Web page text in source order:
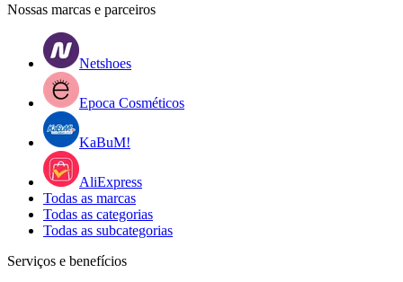
Nossas marcas e parceiros
Netshoes
Epoca Cosméticos
KaBuM!
AliExpress
Todas as marcas
Todas as categorias
Todas as subcategorias
Serviços e benefícios